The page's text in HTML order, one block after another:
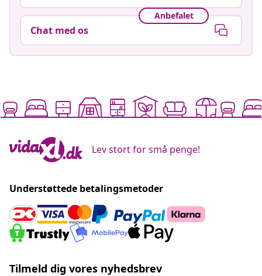
Anbefalet
Chat med os
Lev stort for små penge!
Understøttede betalingsmetoder
Tilmeld dig vores nyhedsbrev